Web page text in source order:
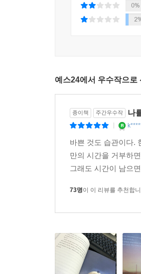
차를 마시다 보면 걱정
사람들이 많아서가 아니고
함께 있으면 또 함께 있는
엎치락뒤치락하는 마음
또 하나는 ‘주어진 상황
1인 1실이나 2인 1실이
려보면 처음에 나쁘게
는 장점까지 있었다.
‘6장. 마음을 닦는다는
간절한 바람이 담겨 있다.
0%
예스24에서 우수작으로
종이책 주간우수작 나
바쁜 것도 습관이다.
만의 시간을 거부하
그래도 시간이 남으
73명이 이 리뷰를 추천합니